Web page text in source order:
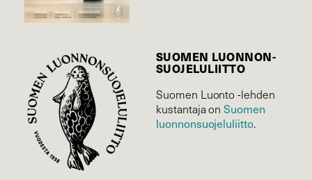
SUOMEN LUONNON­
SUOJELU­LIITTO
Suomen Luonto -lehden
kustantaja onSuomen
luonnonsuojelu­liitto.